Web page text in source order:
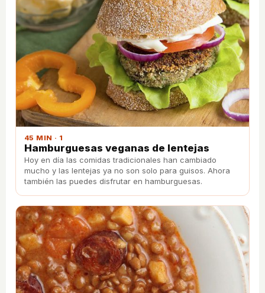
45 MIN · 1
Hamburguesas veganas de lentejas
Hoy en día las comidas tradicionales han cambiado
mucho y las lentejas ya no son solo para guisos. Ahora
también las puedes disfrutar en hamburguesas.